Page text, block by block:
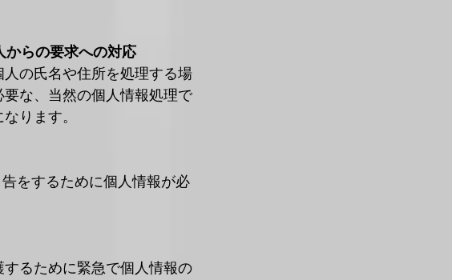
からの要求への対応
の氏名や住所を処理する場
な、当然の個人情報処理で
ります。
をするために個人情報が必
るために緊急で個人情報の